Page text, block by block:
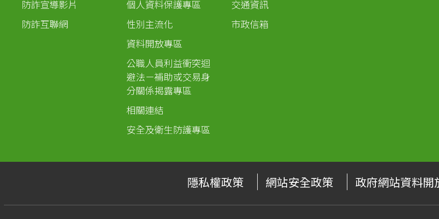
防詐宣導影片
防詐互聯網
個人資料保護專區
性別主流化
資料開放專區
公職人員利益衝突迴
避法－補助或交易身
分關係揭露專區
相關連結
安全及衛生防護專區
交通資訊
市政信箱
隱私權政策 網站安全政策 政府網站資料開